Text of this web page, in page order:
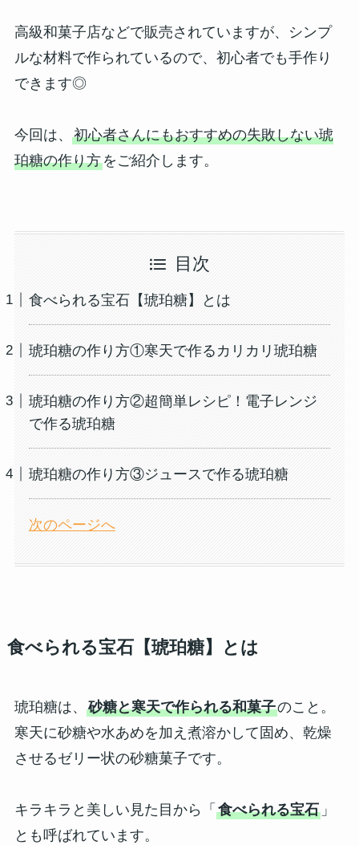
高級和菓子店などで販売されていますが、シンプ
ルな材料で作られているので、初心者でも手作り
できます◎
今回は、 初心者さんにもおすすめの失敗しない琥
珀糖の作り方をご紹介します。
目次
食べられる宝石【琥珀糖】とは
琥珀糖の作り方①寒天で作るカリカリ琥珀糖
琥珀糖の作り方②超簡単レシピ！電子レンジ
で作る琥珀糖
琥珀糖の作り方③ジュースで作る琥珀糖
次のページへ
食べられる宝石【琥珀糖】とは
琥珀糖は、 砂糖と寒天で作られる和菓子のこと。
寒天に砂糖や水あめを加え煮溶かして固め、乾燥
させるゼリー状の砂糖菓子です。
キラキラと美しい見た目から「 食べられる宝石」
とも呼ばれています。